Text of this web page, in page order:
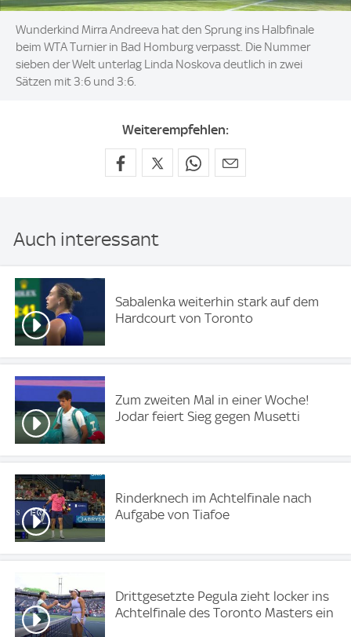
Wunderkind Mirra Andreeva hat den Sprung ins Halbfinale
beim WTA Turnier in Bad Homburg verpasst. Die Nummer
sieben der Welt unterlag Linda Noskova deutlich in zwei
Sätzen mit 3:6 und 3:6.
Weiterempfehlen:
Auch interessant
Sabalenka weiterhin stark auf dem
Hardcourt von Toronto
Zum zweiten Mal in einer Woche!
Jodar feiert Sieg gegen Musetti
Rinderknech im Achtelfinale nach
Aufgabe von Tiafoe
Drittgesetzte Pegula zieht locker ins
Achtelfinale des Toronto Masters ein